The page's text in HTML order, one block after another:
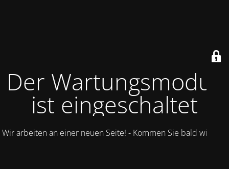
Der Wartungsmodus
ist eingeschaltet
Wir arbeiten an einer neuen Seite! - Kommen Sie bald wieder.